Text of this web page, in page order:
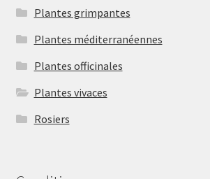
Plantes grimpantes
Plantes méditerranéennes
Plantes officinales
Plantes vivaces
Rosiers